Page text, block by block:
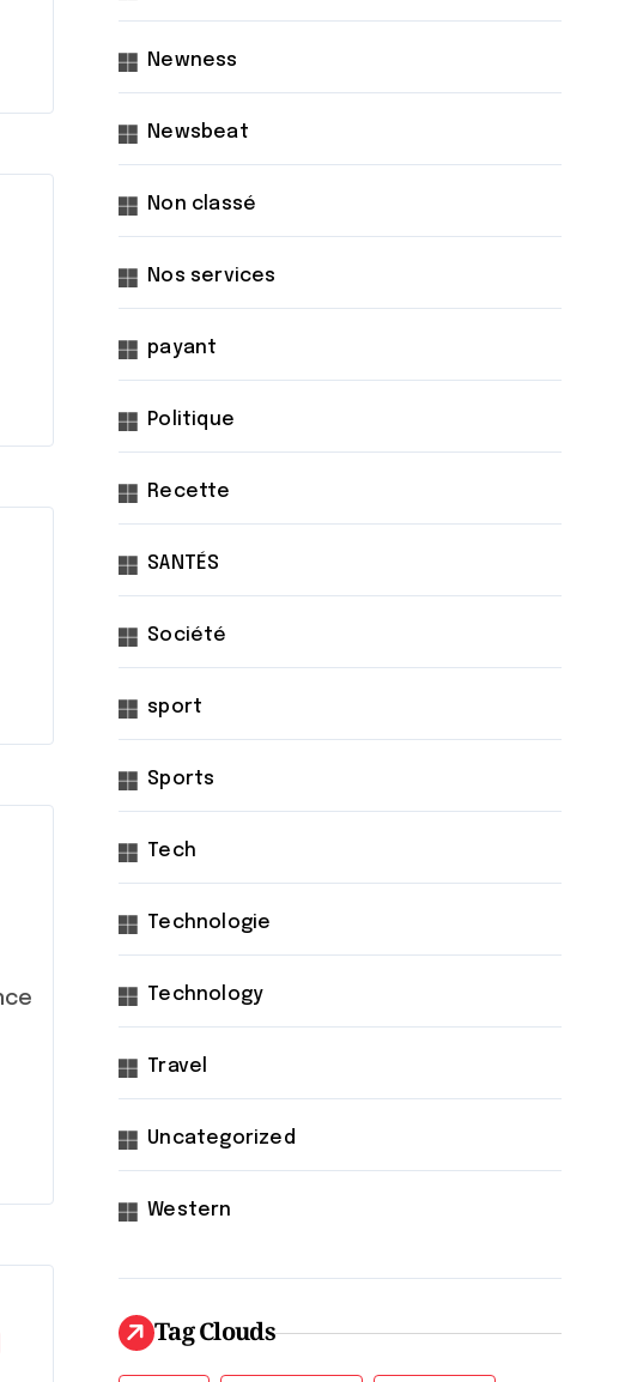
Newness
Newsbeat
Non classé
Nos services
payant
Politique
Recette
SANTÉS
Société
sport
Sports
Tech
Technologie
Technology
Travel
Uncategorized
Western
Tag Clouds